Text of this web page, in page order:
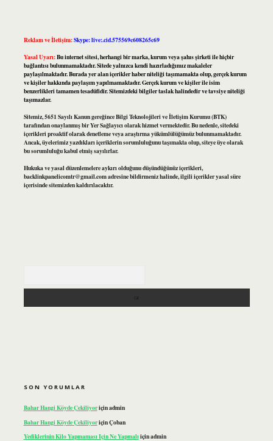
Reklam ve İletişim:Skype: live:.cid.575569c608265c69
Yasal Uyarı:Bu internet sitesi, herhangi bir marka, kurum veya şahıs şirketi ile hiçbir
bağlantısı bulunmamaktadır. Sitede yalnızca kendi hazırladığımız makaleler
paylaşılmaktadır. Burada yer alan içerikler haber niteliği taşımamakta olup, gerçek kurum
ve kişiler hakkında paylaşım yapılmamaktadır. Gerçek kurum ve kişiler ile isim
benzerlikleri tamamen tesadüfidir. Sitemizdeki bilgiler taslak halindedir ve tavsiye niteliği
taşımazlar.
Sitemiz, 5651 Sayılı Kanun gereğince Bilgi Teknolojileri ve İletişim Kurumu (BTK)
tarafından onaylanmış bir Yer Sağlayıcı olarak hizmet vermektedir. Bu nedenle, sitedeki
içerikleri proaktif olarak denetleme veya araştırma yükümlülüğümüz bulunmamaktadır.
Ancak, üyelerimiz yazdıkları içeriklerin sorumluluğunu taşımakta olup, siteye üye olarak
bu sorumluluğu kabul etmiş sayılırlar.
Hukuka ve yasal düzenlemelere aykırı olduğunu düşündüğünüz içerikleri,
backlinkpanelicomtr@gmail.comadresine bildirmeniz halinde, ilgili içerikler yasal süre
içerisinde sitemizden kaldırılacaktır.
SON YORUMLAR
Bahar Hangi Köyde Çekiliyoriçinadmin
Bahar Hangi Köyde ÇekiliyoriçinÇoban
Yediklerinin Kilo Yapmaması Için Ne Yapmalıiçinadmin